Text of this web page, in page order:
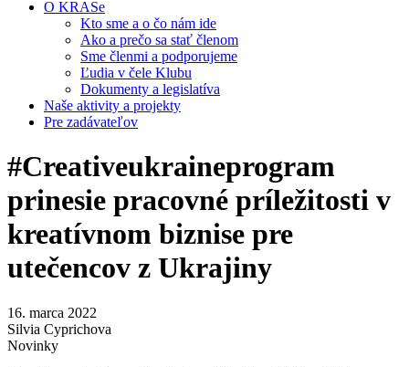
O KRASe
Kto sme a o čo nám ide
Ako a prečo sa stať členom
Sme členmi a podporujeme
Ľudia v čele Klubu
Dokumenty a legislatíva
Naše aktivity a projekty
Pre zadávateľov
#Creativeukraineprogram
prinesie pracovné príležitosti v
kreatívnom biznise pre
utečencov z Ukrajiny
16. marca 2022
Silvia Cyprichova
Novinky